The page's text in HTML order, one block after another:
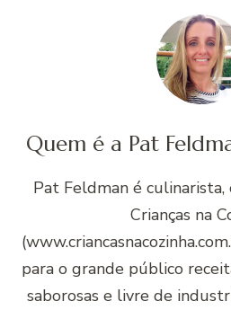
Quem é a Pat
Pat Feldman é
Crianças na
para o grande público
saborosas e livre de